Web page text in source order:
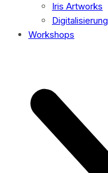
Iris Artworks
Digitalisierung
Workshops